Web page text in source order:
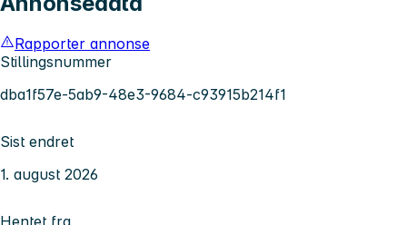
Rapporter annonse
Stillingsnummer
dba1f57e-5ab9-48e3-9684-c93915b214f1
Sist endret
1. august 2026
Hentet fra